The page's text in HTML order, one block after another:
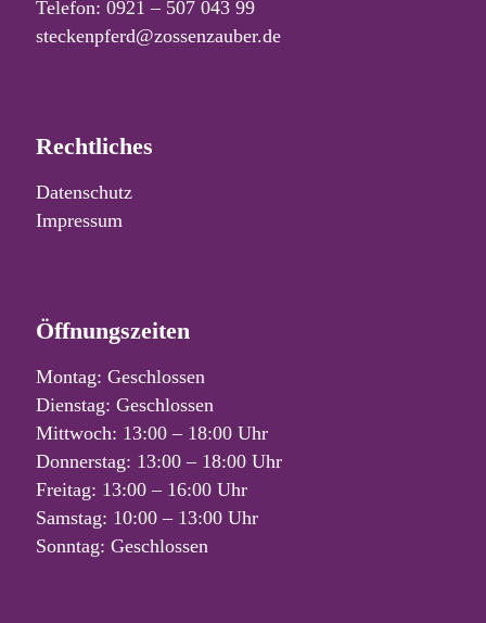
Telefon: 0921 – 507 043 99
steckenpferd@zossenzauber.de
Rechtliches
Datenschutz
Impressum
Öffnungszeiten
Montag: Geschlossen
Dienstag: Geschlossen
Mittwoch: 13:00 – 18:00 Uhr
Donnerstag: 13:00 – 18:00 Uhr
Freitag: 13:00 – 16:00 Uhr
Samstag: 10:00 – 13:00 Uhr
Sonntag: Geschlossen